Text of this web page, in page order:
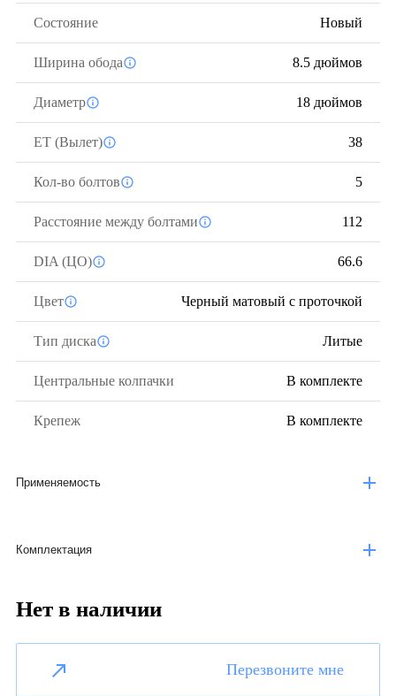
Состояние Новый
Ширина обода 8.5 дюймов
Диаметр 18 дюймов
ЕТ (Вылет) 38
Кол-во болтов 5
Расстояние между болтами 112
DIA (ЦО) 66.6
Цвет Черный матовый с проточкой
Тип диска Литые
Центральные колпачки В комплекте
Крепеж В комплекте
Применяемость
Комплектация
Нет в наличии
Перезвоните мне